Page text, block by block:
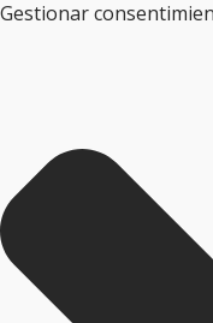
Gestionar